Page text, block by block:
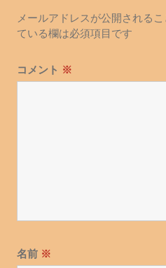
ン
メールアドレスが公開されるこ
ている欄は必須項目です
コメント ※
名前 ※